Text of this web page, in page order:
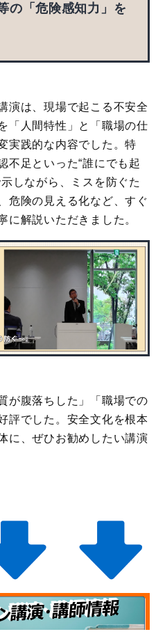
の「危険感知力」を
演は、現場で起こる不安全
「人間特性」と「職場の仕
実践的な内容でした。特
不足といった“誰にでも起
しながら、ミスを防ぐた
危険の見える化など、すぐ
に解説いただきました。
が腹落ちした」「職場での
評でした。安全文化を根本
に、ぜひお勧めしたい講演